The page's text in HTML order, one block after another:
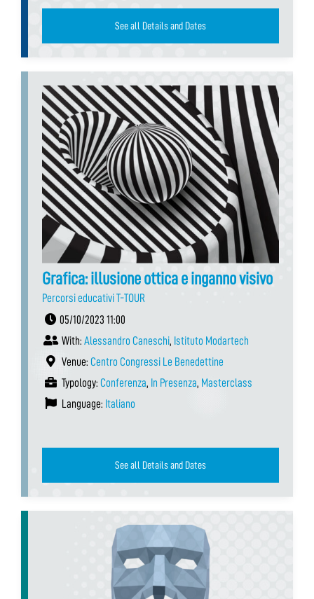
See all Details and Dates
Grafica: illusione ottica e inganno visivo
Percorsi educativi T-TOUR
05/10/2023 11:00
With: Alessandro Caneschi, Istituto Modartech
Venue: Centro Congressi Le Benedettine
Typology: Conferenza, In Presenza, Masterclass
Language: Italiano
See all Details and Dates